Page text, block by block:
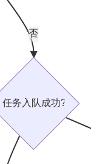
否
任务入队成功?